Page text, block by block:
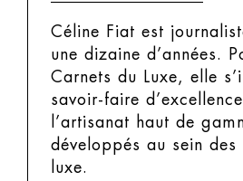
Céline Fiat est
une dizaine d’années.
Carnets du Luxe, elle
savoir-faire
l’artisanat haut de
développés au sein des
luxe.